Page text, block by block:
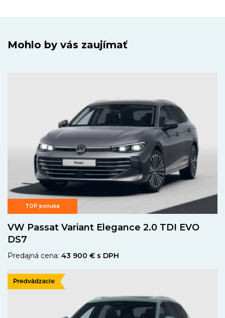
Mohlo by vás zaujímať
TOP ponuka
VW Passat Variant Elegance 2.0 TDI EVO
DS7
Predajná cena: 43 900 € s DPH